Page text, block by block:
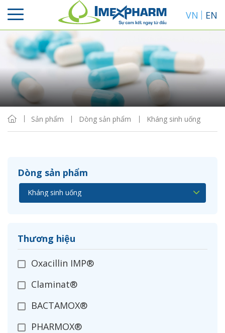
VN EN
Sản phẩm Dòng sản phẩm Kháng sinh uống
Dòng sản phẩm
Thương hiệu
Oxacillin IMP®
Claminat®
BACTAMOX®
PHARMOX®
Sắp xếp
Hiển thị